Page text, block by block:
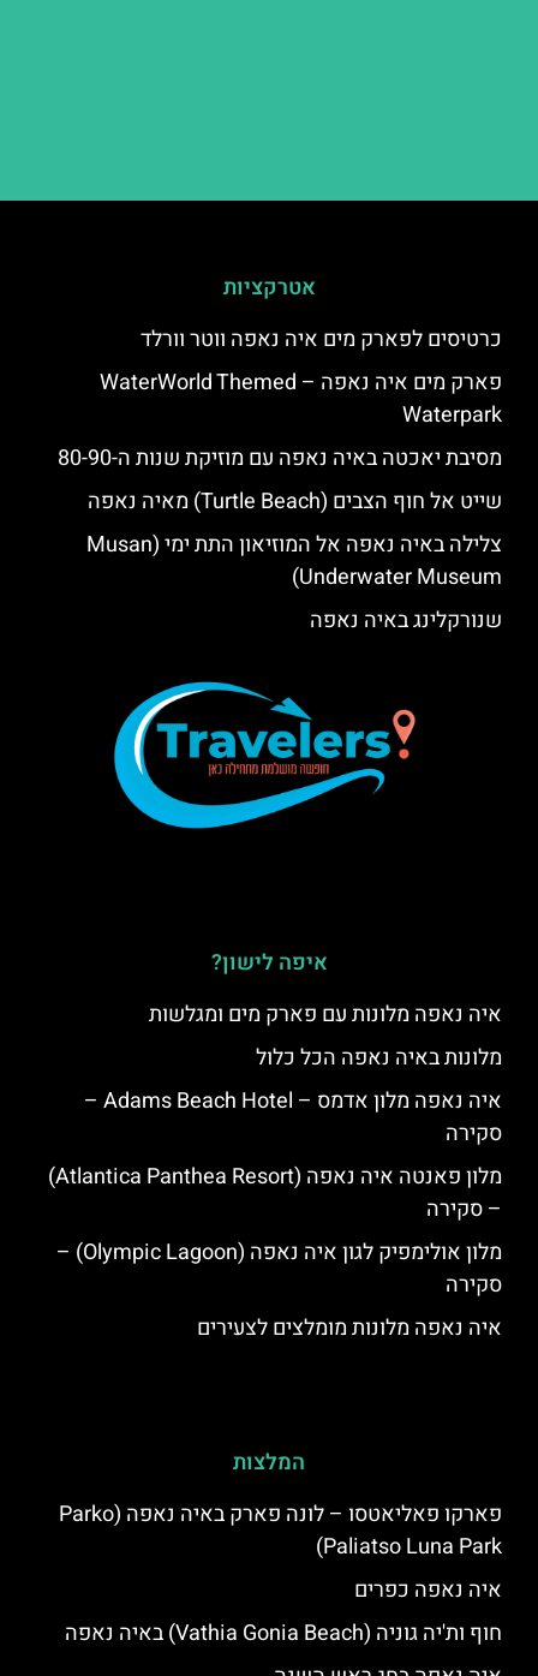
אטרקציות
כרטיסים לפארק מים איה נאפה ווטר וורלד
פארק מים איה נאפה – ‪‪WaterWorld Themed
Waterpark‬‬
מסיבת יאכטה באיה נאפה עם מוזיקת שנות ה-80-90
שייט אל חוף הצבים (Turtle Beach) מאיה נאפה
צלילה באיה נאפה אל המוזיאון התת ימי (Musan
Underwater Museum)
שנורקלינג באיה נאפה
איפה לישון?
איה נאפה מלונות עם פארק מים ומגלשות
מלונות באיה נאפה הכל כלול
איה נאפה מלון אדמס – Adams Beach Hotel –
סקירה
מלון פאנטה איה נאפה (Atlantica Panthea Resort)
– סקירה
מלון אולימפיק לגון איה נאפה (Olympic Lagoon) –
סקירה
איה נאפה מלונות מומלצים לצעירים
המלצות
פארקו פאליאטסו – לונה פארק באיה נאפה (‪Parko
Paliatso Luna Park‬)
איה נאפה כפרים
חוף ות'יה גוניה (Vathia Gonia Beach) באיה נאפה